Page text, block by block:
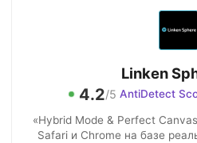
Linken
4.2/5 AntiDetect
«Hybrid Mode & Perfect
Safari и Chrome на базе